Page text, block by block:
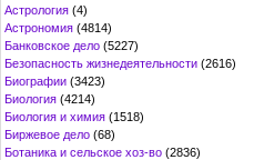
Астрология (4)
Астрономия (4814)
Банковское дело (5227)
Безопасность жизнедеятельности (2616)
Биографии (3423)
Биология (4214)
Биология и химия (1518)
Биржевое дело (68)
Ботаника и сельское хоз-во (2836)